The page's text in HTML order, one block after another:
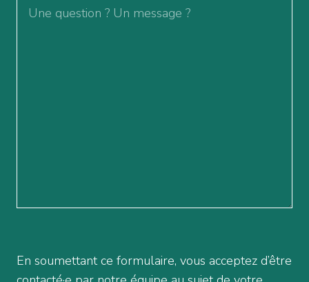
En soumettant ce formulaire, vous acceptez d’être